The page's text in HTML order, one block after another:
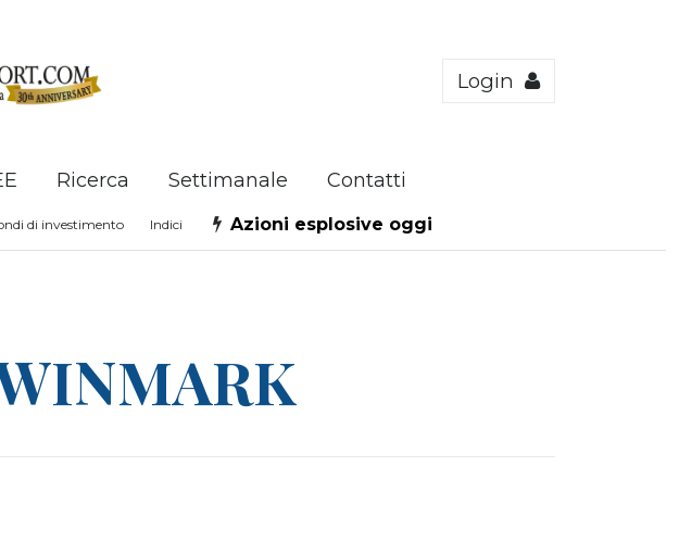
Login
Ricerca Settimanale Contatti
di investimento Indici Azioni esplosive oggi